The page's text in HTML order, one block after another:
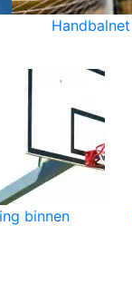
Handbalnet
binnen